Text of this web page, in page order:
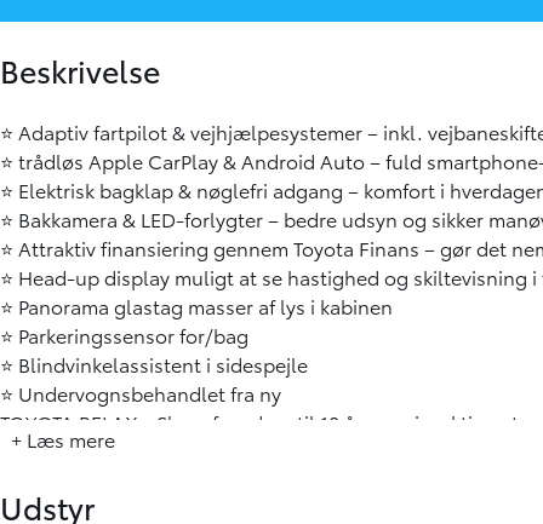
Beskrivelse
⭐ Adaptiv fartpilot & vejhjælpesystemer – inkl.
⭐ trådløs Apple CarPlay & Android Auto – fuld
⭐ Elektrisk bagklap & nøglefri adgang – komfort i
⭐ Bakkamera & LED-forlygter – bedre udsyn og sikker
⭐ Attraktiv finansiering gennem Toyota Finans – gør det
⭐ Head-up display muligt at se hastighed og skiltevisning
⭐ Panorama glastag masser af lys i kabinen
⭐ Parkeringssensor for/bag
⭐ Blindvinkelassistent i sidespejle
⭐ Undervognsbehandlet fra ny
TOYOTA RELAX - Slap af med op til 10 års serviceaktiveret
du sender bilen til service hos os. Det gælder, når din bil
+ Læs mere
Udstyr